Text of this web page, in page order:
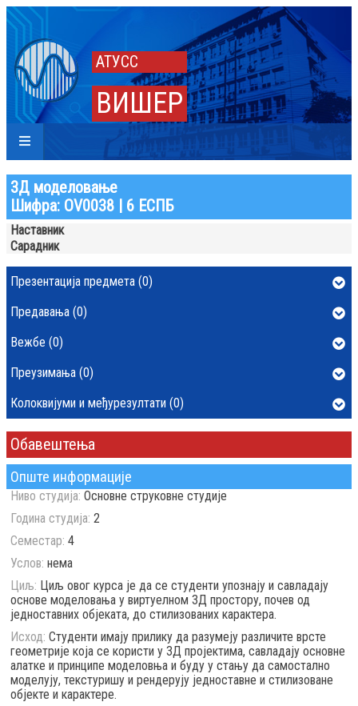
АТУСС
ВИШЕР
3Д моделовање
Шифра: ОV0038 | 6 ЕСПБ
Опште информације
Ниво студија: Основне струковне студије
Година студија: 2
Семестар: 4
Услов: нема
Циљ: Циљ овог курса је да се студенти упознају и савладају
основе моделовања у виртуелном 3Д простору, почев од
једноставних објеката, до стилизованих карактера.
Исход: Студенти имају прилику да разумеју различите врсте
геометрије која се користи у 3Д пројектима, савладају основне
алатке и принципе моделовња и буду у стању да самостално
моделују, текстуришу и рендерују једноставне и стилизоване
објекте и карактере.
Наставник
Сарадник
Презентација предмета (0)
Предавања (0)
Вежбе (0)
Преузимања (0)
Колоквијуми и међурезултати (0)
Обавештења